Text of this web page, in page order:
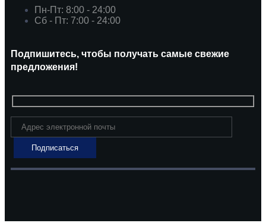
Пн-Пт: 8:00 - 24:00
Сб - Пт: 7:00 - 24:00
Подпишитесь, чтобы получать самые свежие
предложения!